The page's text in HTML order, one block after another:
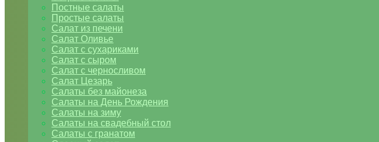
Постные салаты
Простые салаты
Салат из печени
Салат Оливье
Салат с сухариками
Салат с сыром
Салат с черносливом
Салат Цезарь
Салаты без майонеза
Салаты на День Рождения
Салаты на зиму
Салаты на свадебный стол
Салаты с гранатом